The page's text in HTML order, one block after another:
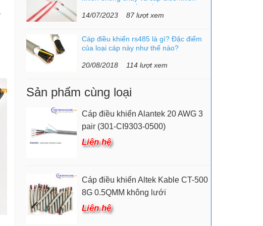
chậm cháy chi tiết nhất
14/07/2023
87 lượt xem
Cáp điều khiển rs485 là gì? Đặc điểm
của loại cáp này như thế nào?
20/08/2018 114 lượt xem
Sản phẩm cùng loại
Cáp điều khiển Alantek 20 AWG 3
pair (301-CI9303-0500)
Liên hệ
Cáp điều khiển Altek Kable CT-500
8G 0.5QMM không lưới
Liên hệ